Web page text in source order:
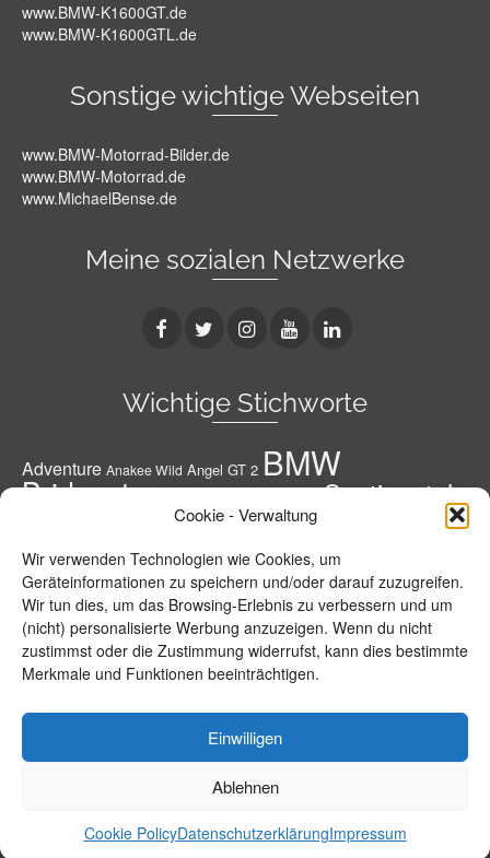
Cookie - Verwaltung
Wir verwenden Technologien wie Cookies, um
Geräteinformationen zu speichern und/oder darauf zuzugreifen.
Wir tun dies, um das Browsing-Erlebnis zu verbessern und um
(nicht) personalisierte Werbung anzuzeigen. Wenn du nicht
zustimmst oder die Zustimmung widerrufst, kann dies bestimmte
Merkmale und Funktionen beeinträchtigen.
Einwilligen
Ablehnen
Cookie PolicyDatenschutzerklärungImpressum
www.BMW-K1600GT.de
www.BMW-K1600GTL.de
Sonstige wichtige Webseiten
www.BMW-Motorrad-Bilder.de
www.BMW-Motorrad.de
www.MichaelBense.de
Meine sozialen Netzwerke
Wichtige Stichworte
Adventure Anakee Wild Angel GT 2 BMW
Bridgestone Continental
Conti Road Attack 3 Conti RoadAttack 4
DunlopGeländereifen Grobstoller Honda
HypersportreifenM 7 RRM9 RRMetzeler
Michelin Michelin Road 5 MotorradMPR 4 GT
PirelliPower 5 Power Cup 2 Power RS R 1250 GS R 1250
GS Adventure Reifen Road 5 Trail Roadsmart 3
Roadtec 01 S 1000 R
Scorpion Trail 2 Sportreifen Sportsmart TT sportsmart²-max T30
TourenreifenTourensportreifen
Datenschutzerklärung Impressum